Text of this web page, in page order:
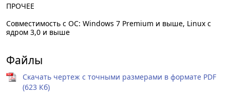
ПРОЧЕЕ
Совместимость с ОС: Windows 7 Premium и выше, Linux с
ядром 3,0 и выше
Файлы
Скачать чертеж с точными размерами в формате PDF
(623 Кб)